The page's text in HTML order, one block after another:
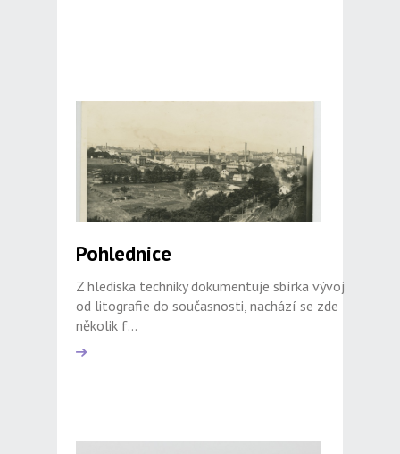
Pohlednice
Z hlediska techniky dokumentuje sbírka vývoj
od litografie do současnosti, nachází se zde
několik f...